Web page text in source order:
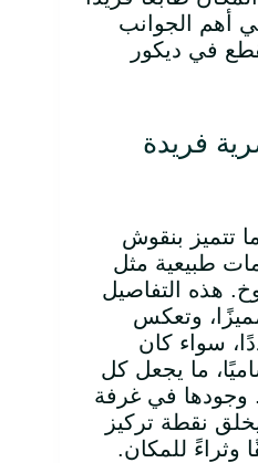
أهم الجوانب
في ديكور
فريدة
ما تتميز بنقوش
طبيعية مثل
هذه التفاصيل
وتعكس
سواء كان
ما يجعل كل
في غرفة
نقطة تركيز
للمكان.